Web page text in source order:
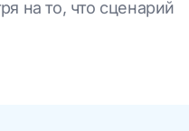
на то, что сценарий